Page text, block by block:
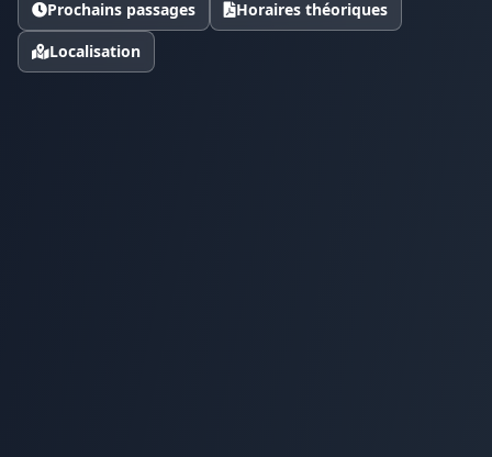
Prochains passages
Horaires théoriques
Localisation